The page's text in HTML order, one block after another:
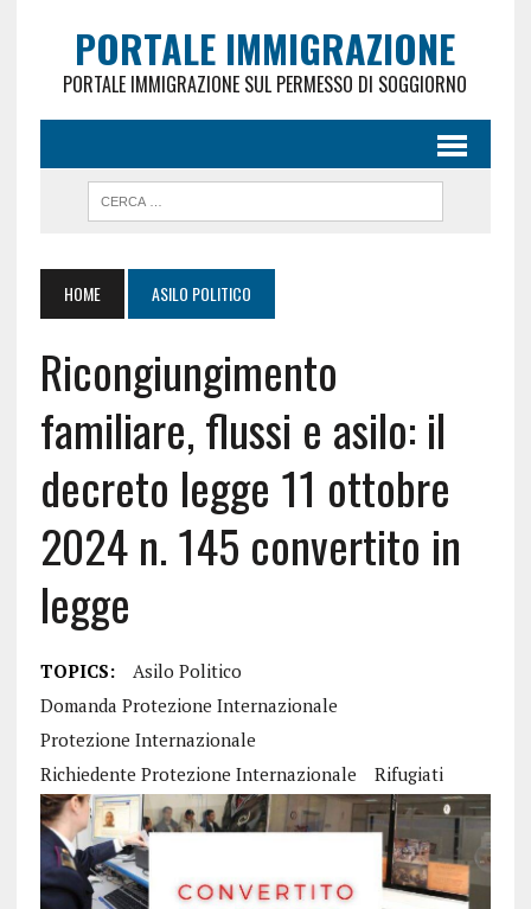
PORTALE IMMIGRAZIONE
PORTALE IMMIGRAZIONE SUL PERMESSO DI SOGGIORNO
HOME ASILO POLITICO
Ricongiungimento
familiare, flussi e asilo: il
decreto legge 11 ottobre
2024 n. 145 convertito in
legge
TOPICS:
Asilo Politico
Domanda Protezione Internazionale
Protezione Internazionale
Richiedente Protezione Internazionale
Rifugiati